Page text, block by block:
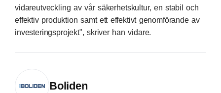
vidareutveckling av vår säkerhetskultur, en stabil och
effektiv produktion samt ett effektivt genomförande av
investeringsprojekt", skriver han vidare.
Boliden